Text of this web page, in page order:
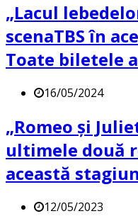
„Lacul
scenaTBS în
Toate biletele
16/05/2024
„Romeo și
ultimele două
această
12/05/2023